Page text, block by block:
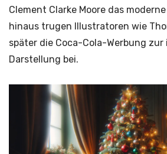
Clement Clarke Moore das
hinaus trugen Illustratoren wie
später die Coca-Cola-Werbung zur
Darstellung bei.